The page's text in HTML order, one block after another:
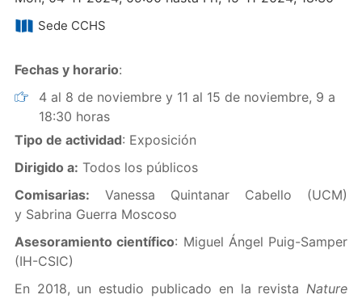
Sede CCHS
Fechas y horario:
4 al 8 de noviembre y 11 al 15 de noviembre, 9 a
18:30 horas
Tipo de actividad: Exposición
Dirigido a: Todos los públicos
Comisarias: Vanessa Quintanar Cabello (UCM)
y Sabrina Guerra Moscoso
Asesoramiento científico: Miguel Ángel Puig-Samper
(IH-CSIC)
En 2018, un estudio publicado en la revistaNature